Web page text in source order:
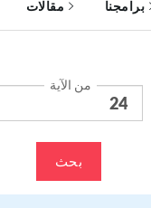
برامجنا مقالات
من الآية
بحث